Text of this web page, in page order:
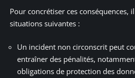
Pour concrétiser ces conséquences,
situations suivantes :
Un incident non circonscrit peut
entraîner des pénalités,
obligations de protection des